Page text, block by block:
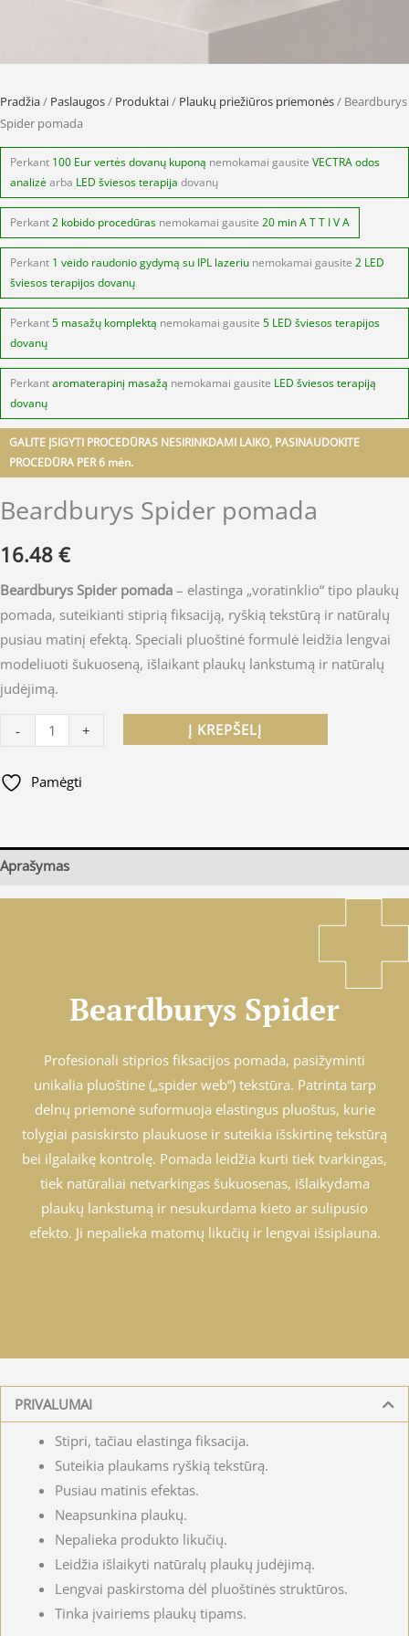
Pradžia/ Paslaugos/ Produktai/ Plaukų priežiūros priemonės/ Beardburys
Spider pomada
Perkant 100 Eur vertės dovanų kuponą nemokamai gausite VECTRA odos
analizė arba LED šviesos terapija dovanų
Perkant2 kobido procedūras nemokamai gausite 20 min A T T I V A
Perkant 1 veido raudonio gydymą su IPL lazeriu nemokamai gausite 2 LED
šviesos terapijos dovanų
Perkant5 masažų komplektą nemokamai gausite 5 LED šviesos terapijos
dovanų
Perkantaromaterapinį masažą nemokamai gausite LED šviesos terapiją
dovanų
GALITE ĮSIGYTI PROCEDŪRAS NESIRINKDAMI LAIKO, PASINAUDOKITE
PROCEDŪRA PER 6 mėn.
Beardburys Spider pomada
16.48 €
Beardburys Spider pomada – elastinga „voratinklio“ tipo plaukų
pomada, suteikianti stiprią fiksaciją, ryškią tekstūrą ir natūralų
pusiau matinį efektą. Speciali pluoštinė formulė leidžia lengvai
modeliuoti šukuoseną, išlaikant plaukų lankstumą ir natūralų
judėjimą.
- + Į KREPŠELĮ
Pamėgti
Aprašymas
Beardburys Spider
Profesionali stiprios fiksacijos pomada, pasižyminti
unikalia pluoštine („spider web“) tekstūra. Patrinta tarp
delnų priemonė suformuoja elastingus pluoštus, kurie
tolygiai pasiskirsto plaukuose ir suteikia išskirtinę tekstūrą
bei ilgalaikę kontrolę. Pomada leidžia kurti tiek tvarkingas,
tiek natūraliai netvarkingas šukuosenas, išlaikydama
plaukų lankstumą ir nesukurdama kieto ar sulipusio
efekto. Ji nepalieka matomų likučių ir lengvai išsiplauna.
PRIVALUMAI
Stipri, tačiau elastinga fiksacija.
Suteikia plaukams ryškią tekstūrą.
Pusiau matinis efektas.
Neapsunkina plaukų.
Nepalieka produkto likučių.
Leidžia išlaikyti natūralų plaukų judėjimą.
Lengvai paskirstoma dėl pluoštinės struktūros.
Tinka įvairiems plaukų tipams.